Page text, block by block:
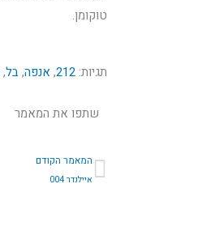
טוקומן.
תגיות: 212
, אנפה,בל,
שתפו את המאמר
קודם
המאמר הקודם
איילנדר 004